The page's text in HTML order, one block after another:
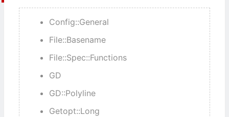
Config::General
File::Basename
File::Spec::Functions
GD
GD::Polyline
Getopt::Long